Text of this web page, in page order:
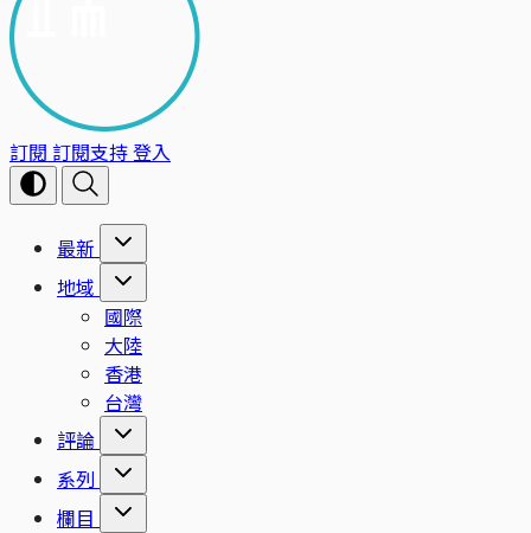
訂閱 訂閱支持登入
最新
地域
國際
大陸
香港
台灣
評論
系列
欄目